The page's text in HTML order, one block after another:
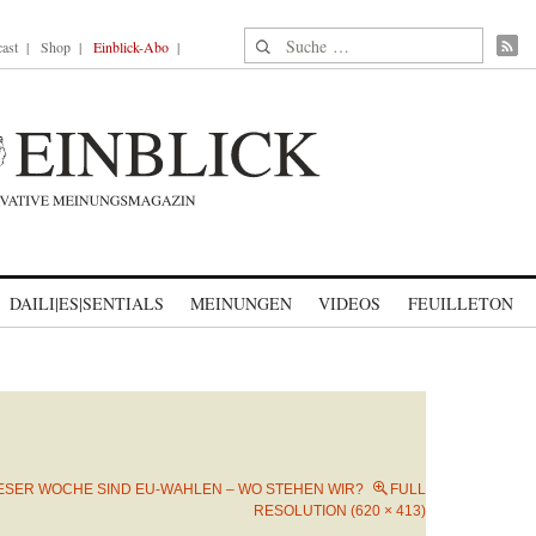
Shop Einblick-Abo Suche nach:
DAILI|ES|SENTIALS MEINUNGEN VIDEOS FEUILLETON
WOCHE SIND EU-WAHLEN – WO STEHEN WIR?
FULL
RESOLUTION (620 × 413)